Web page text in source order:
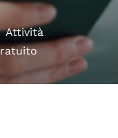
Attività